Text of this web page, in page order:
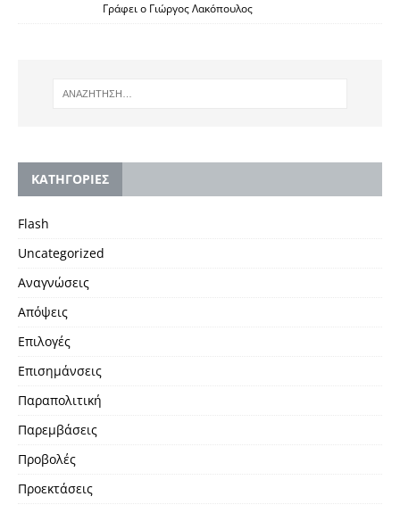
Γράφει ο Γιώργος Λακόπουλος
KΑΤΗΓΟΡΙΕΣ
Flash
Uncategorized
Αναγνώσεις
Απόψεις
Επιλογές
Επισημάνσεις
Παραπολιτική
Παρεμβάσεις
Προβολές
Προεκτάσεις